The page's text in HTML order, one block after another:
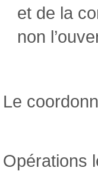
et de la
non
Le
Opérations